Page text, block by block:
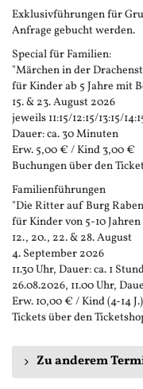
Exklusivführungen für
Anfrage gebucht werden.
Special für Familien:
"Märchen in der
für Kinder ab 5 Jahre mit
15. & 23. August 2026
jeweils 11:15/12:15/13:15/
Dauer: ca. 30 Minuten
Erw. 5,00 € / Kind 3,00 €
Buchungen über den
Familienführungen
"Die Ritter auf Burg
für Kinder von 5-10
12., 20., 22. & 28. August
4. September 2026
11.30 Uhr, Dauer: ca. 1
26.08.2026, 11.00 Uhr,
Erw. 10,00 € / Kind (4-14
Tickets über den
Zu anderem